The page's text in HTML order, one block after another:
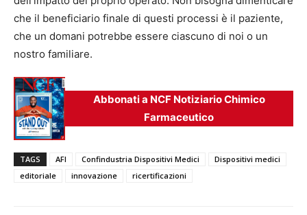
che il beneficiario finale di questi processi è il paziente,
che un domani potrebbe essere ciascuno di noi o un
nostro familiare.
Abbonati a NCF Notiziario Chimico
Farmaceutico
TAGS AFI Confindustria Dispositivi Medici
Dispositivi medici
editoriale
innovazione ricertificazioni